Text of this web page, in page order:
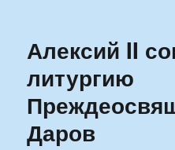
Ильменский
Алексий II
литургию
Даров